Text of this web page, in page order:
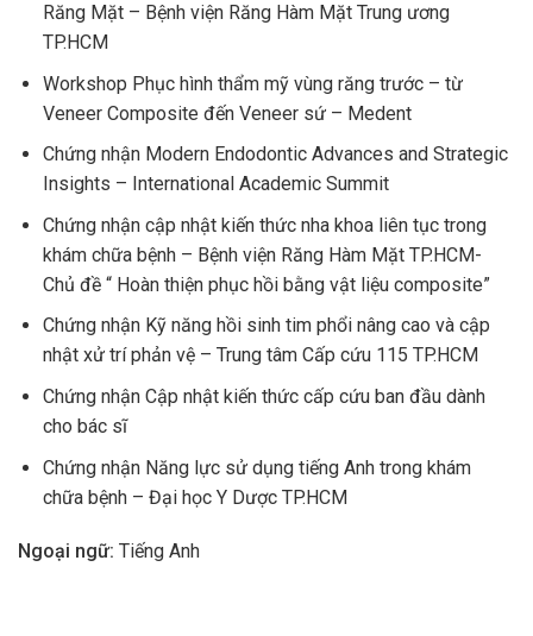
Răng Mặt – Bệnh viện Răng Hàm Mặt Trung ương
TP.HCM
Workshop Phục hình thẩm mỹ vùng răng trước – từ
Veneer Composite đến Veneer sứ – Medent
Chứng nhận Modern Endodontic Advances and Strategic
Insights – International Academic Summit
Chứng nhận cập nhật kiến thức nha khoa liên tục trong
khám chữa bệnh – Bệnh viện Răng Hàm Mặt TP.HCM-
Chủ đề “ Hoàn thiện phục hồi bằng vật liệu composite”
Chứng nhận Kỹ năng hồi sinh tim phổi nâng cao và cập
nhật xử trí phản vệ – Trung tâm Cấp cứu 115 TP.HCM
Chứng nhận Cập nhật kiến thức cấp cứu ban đầu dành
cho bác sĩ
Chứng nhận Năng lực sử dụng tiếng Anh trong khám
chữa bệnh – Đại học Y Dược TP.HCM
Ngoại ngữ: Tiếng Anh